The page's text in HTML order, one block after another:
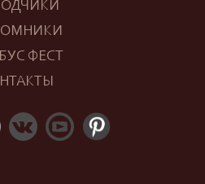
ФЕСТ